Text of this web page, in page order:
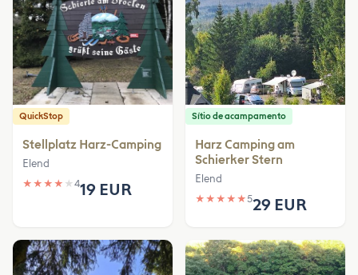
QuickStop
Stellplatz Harz-Camping
Elend
★ ★ ★ ★ ★ 419 EUR
Sítio de acampamento
Harz Camping am
Schierker Stern
Elend
★ ★ ★ ★ ★529 EUR